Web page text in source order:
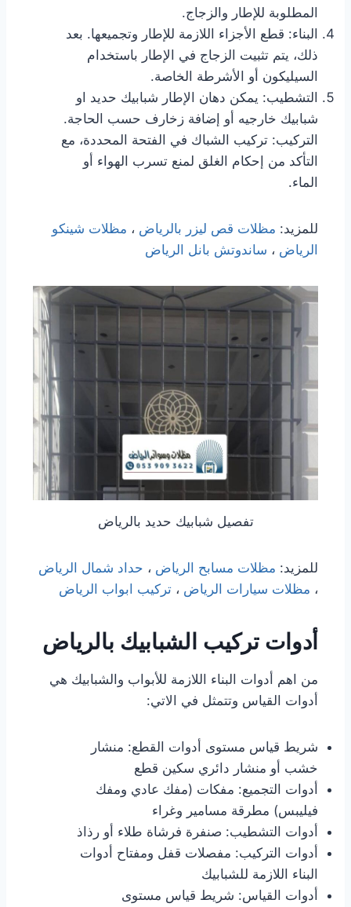
المطلوبة للإطار والزجاج.
البناء: قطع الأجزاء اللازمة للإطار وتجميعها. بعد
ذلك، يتم تثبيت الزجاج في الإطار باستخدام
السيليكون أو الأشرطة الخاصة.
التشطيب: يمكن دهان الإطار شبابيك حديد او
شبابيك خارجيه أو إضافة زخارف حسب الحاجة.
التركيب: تركيب الشباك في الفتحة المحددة، مع
التأكد من إحكام الغلق لمنع تسرب الهواء أو
الماء.
للمزيد: مظلات قص ليزر بالرياض ، مظلات شينكو
الرياض ، ساندوتش بانل الرياض
تفصيل شبابيك حديد بالرياض
للمزيد: مظلات مسابح الرياض ، حداد شمال الرياض
، مظلات سيارات الرياض ، تركيب ابواب الرياض
أدوات تركيب الشبابيك بالرياض
من اهم أدوات البناء اللازمة للأبواب والشبابيك هي
أدوات القياس وتتمثل في الاتي:
شريط قياس مستوى أدوات القطع: منشار
خشب أو منشار دائري سكين قطع
أدوات التجميع: مفكات (مفك عادي ومفك
فيليبس) مطرقة مسامير وغراء
أدوات التشطيب: صنفرة فرشاة طلاء أو رذاذ
أدوات التركيب: مفصلات قفل ومفتاح أدوات
البناء اللازمة للشبابيك
أدوات القياس: شريط قياس مستوى